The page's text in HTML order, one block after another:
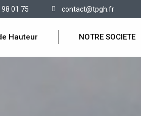
01 75 contact@tpgh.fr
Hauteur NOTRE SOCIETE